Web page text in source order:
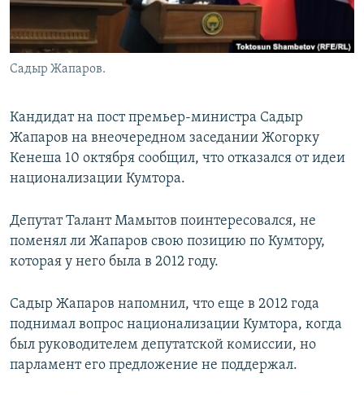
Садыр Жапаров.
Кандидат на пост премьер-министра Садыр
Жапаров на внеочередном заседании Жогорку
Кенеша 10 октября сообщил, что отказался от идеи
национализации Кумтора.
Депутат Талант Мамытов поинтересовался, не
поменял ли Жапаров свою позицию по Кумтору,
которая у него была в 2012 году.
Садыр Жапаров напомнил, что еще в 2012 года
поднимал вопрос национализации Кумтора, когда
был руководителем депутатской комиссии, но
парламент его предложение не поддержал.